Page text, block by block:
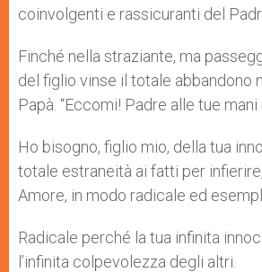
coinvolgenti e rassicuranti del
Finché nella straziante, ma
del figlio vinse il totale abbandono
Papà. “Eccomi! Padre alle tue mani
Ho bisogno, figlio mio, della tua
totale estraneità ai fatti per
Amore, in modo radicale ed
Radicale perché la tua infinita
l’infinita colpevolezza degli altri.